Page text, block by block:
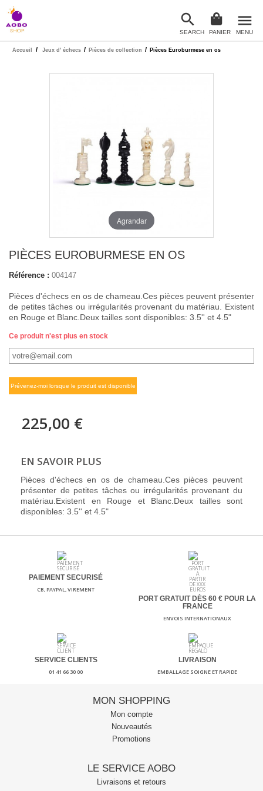
Accueil / Jeux d' échecs / Pièces de collection / Pièces Euroburmese en os
Agrandar
PIÈCES EUROBURMESE EN OS
Référence : 004147
Pièces d'échecs en os de chameau.Ces pièces peuvent présenter
de petites tâches ou irrégularités provenant du matériau. Existent
en Rouge et Blanc.Deux tailles sont disponibles: 3.5'' et 4.5"
Ce produit n'est plus en stock
Prévenez-moi lorsque le produit est disponible
225,00 €
EN SAVOIR PLUS
Pièces d'échecs en os de chameau.Ces pièces peuvent
présenter de petites tâches ou irrégularités provenant du
matériau.Existent en Rouge et Blanc.Deux tailles sont
disponibles: 3.5'' et 4.5"
PAIEMENT SECURISÉ
CB, PAYPAL, VIREMENT
PORT GRATUIT DÈS 60 € POUR LA
FRANCE
ENVOIS INTERNATIONAUX
SERVICE CLIENTS
01 41 66 30 00
LIVRAISON
EMBALLAGE SOIGNE ET RAPIDE
MON SHOPPING
Mon compte
Nouveautés
Promotions
LE SERVICE AOBO
Livraisons et retours

SEARCH PANIER
menu
MENU
